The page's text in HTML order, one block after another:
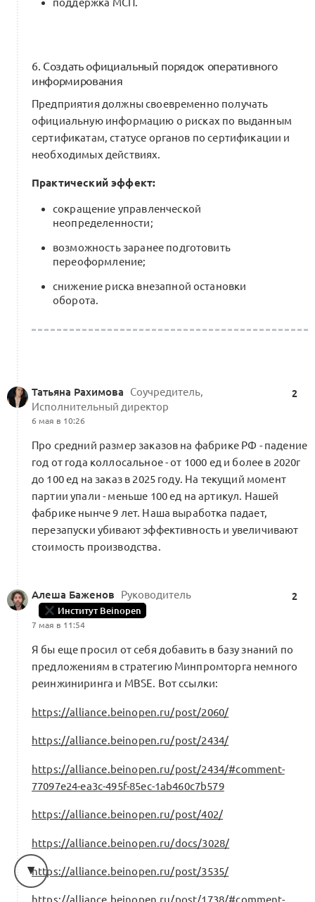
поддержка МСП.
6. Создать официальный порядок оперативного
информирования
Предприятия должны своевременно получать
официальную информацию о рисках по выданным
сертификатам, статусе органов по сертификации и
необходимых действиях.
Практический эффект:
сокращение управленческой
неопределенности;
возможность заранее подготовить
переоформление;
снижение риска внезапной остановки
оборота.
Татьяна Рахимова
Соучредитель,
Исполнительный директор
6 мая в 10:26
2
Про средний размер заказов на фабрике РФ - падение
год от года коллосальное - от 1000 ед и более в 2020г
до 100 ед на заказ в 2025 году. На текущий момент
партии упали - меньше 100 ед на артикул. Нашей
фабрике нынче 9 лет. Наша выработка падает,
перезапуски убивают эффективность и увеличивают
стоимость производства.
Алеша Баженов Руководитель
Институт Beinopen
7 мая в 11:54
2
Я бы еще просил от себя добавить в базу знаний по
предложениям в стратегию Минпромторга немного
реинжиниринга и MBSE. Вот ссылки:
https://alliance.beinopen.ru/post/2060/
https://alliance.beinopen.ru/post/2434/
https://alliance.beinopen.ru/post/2434/#comment-
77097e24-ea3c-495f-85ec-1ab460c7b579
https://alliance.beinopen.ru/post/402/
https://alliance.beinopen.ru/docs/3028/
https://alliance.beinopen.ru/post/3535/